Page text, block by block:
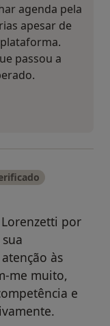
agenda pela
apesar de
passou a
por
às
me muito,
e